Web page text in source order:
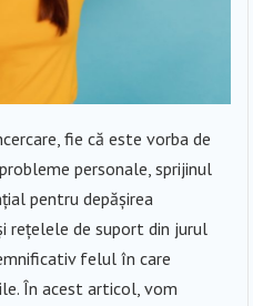
fie că este vorba de
personale, sprijinul
pentru depășirea
rețelele de suport din jurul
felul în care
În acest articol, vom